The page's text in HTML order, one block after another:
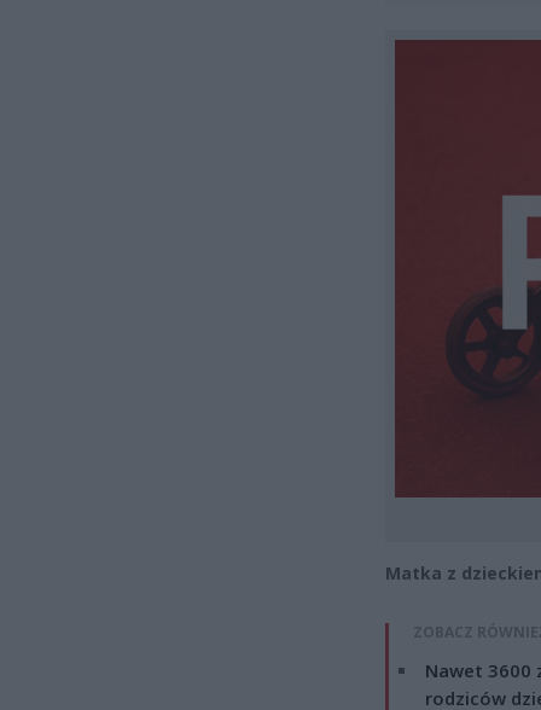
Matka z
ZOBACZ
Nawet 3600
rodziców